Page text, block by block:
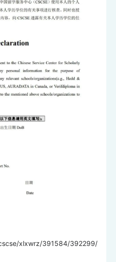
xlxwrz/391584/392299/